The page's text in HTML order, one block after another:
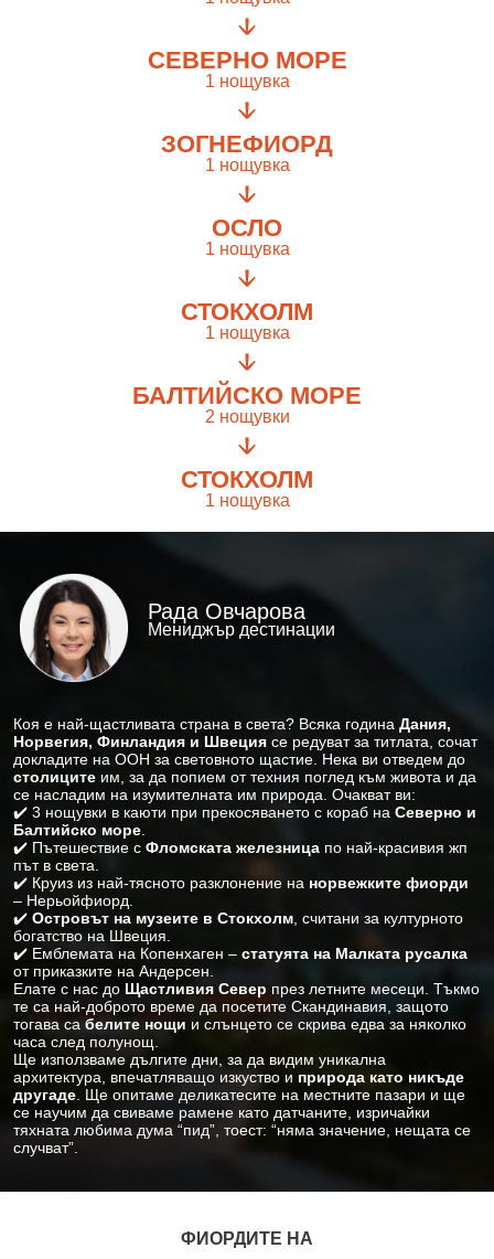
СЕВЕРНО МОРЕ
1 нощувка
ЗОГНЕФИОРД
1 нощувка
ОСЛО
1 нощувка
СТОКХОЛМ
1 нощувка
БАЛТИЙСКО МОРЕ
2 нощувки
СТОКХОЛМ
1 нощувка
Рада Овчарова
Мениджър дестинации
Коя е най-щастливата страна в света? Всяка година Дания,
Норвегия, Финландия и Швеция се редуват за титлата, сочат
докладите на ООН за световното щастие. Нека ви отведем до
столиците им, за да попием от техния поглед към живота и да
се насладим на изумителната им природа. Очакват ви:
✔️ 3 нощувки в каюти при прекосяването с кораб на Северно и
Балтийско море
✔️ Пътешествие с Фломската железница по най-красивия жп
път в света.
✔️ Круиз из най-тясното разклонение на норвежките фиорди
– Нерьойфиорд.
✔️ Островът на музеите в Стокхолм , считани за културното
богатство на Швеция.
✔️ Емблемата на Копенхаген – статуята на Малката русалка
от приказките на Андерсен.
Елате с нас до Щастливия Север през летните месеци. Тъкмо
те са най-доброто време да посетите Скандинавия, защото
тогава са белите нощи и слънцето се скрива едва за няколко
часа след полунощ.
Ще използваме дългите дни, за да видим уникална
архитектура, впечатляващо изкуство и природа като никъде
другаде . Ще опитаме деликатесите на местните пазари и ще
се научим да свиваме рамене като датчаните, изричайки
тяхната любима дума “пид”, тоест: “няма значение, нещата се
случват”.
ФИОРДИТЕ НА